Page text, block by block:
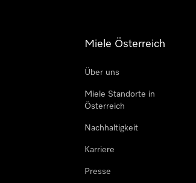
Miele Österreich
Über uns
Miele Standorte in
Österreich
Nachhaltigkeit
Karriere
Presse